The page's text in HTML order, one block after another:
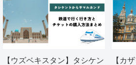
【ウズベキスタン】タシケン
【カ